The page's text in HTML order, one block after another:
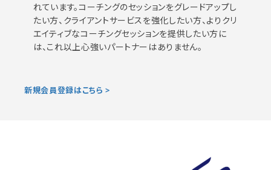
れています。コーチングのセッションをグレードアップし
たい方、クライアントサービスを強化したい方、よりクリ
エイティブなコーチングセッションを提供したい方に
は、これ以上心強いパートナーはありません。
新規会員登録はこちら >